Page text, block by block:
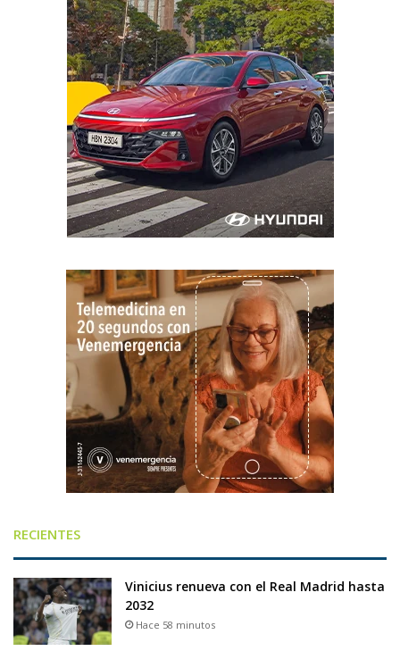
RECIENTES
Vinicius renueva con el Real Madrid hasta
2032
Hace 58 minutos